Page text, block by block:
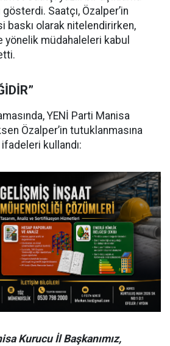
Saatçı, Özalper’in
baskı olarak nitelendirirken,
müdahaleleri kabul
YENİ Parti Manisa
Özalper’in tutuklanmasına
kullandı:
Kurucu İl Başkanımız,